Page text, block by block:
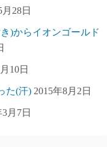
28日
)からイオンゴールド
10日
た(汗) 2015年8月2日
月7日